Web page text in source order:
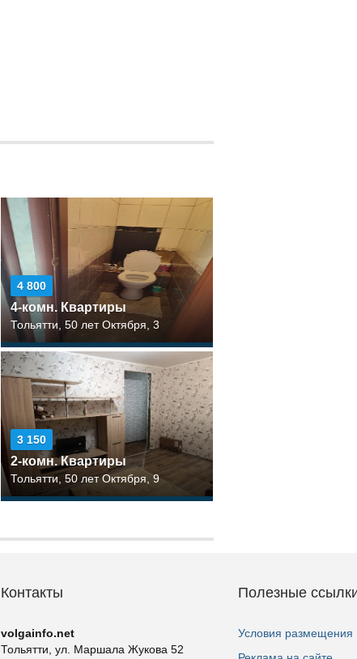
4 800
4-комн. Квартиры
Тольятти, 50 лет Октября, 3
3 150
2-комн. Квартиры
Тольятти, 50 лет Октября, 9
Контакты
volgainfo.net
Тольятти, ул. Маршала Жукова 52
Полезные
Условия размещения